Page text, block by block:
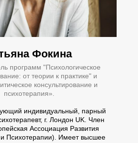
Фокина
программ "Психологическое
от теории к практике" и
консультирование и
психотерапия».
индивидуальный, парный
г. Лондон UK. Член
Ассоциация Развития
Психотерапии). Имеет высшее